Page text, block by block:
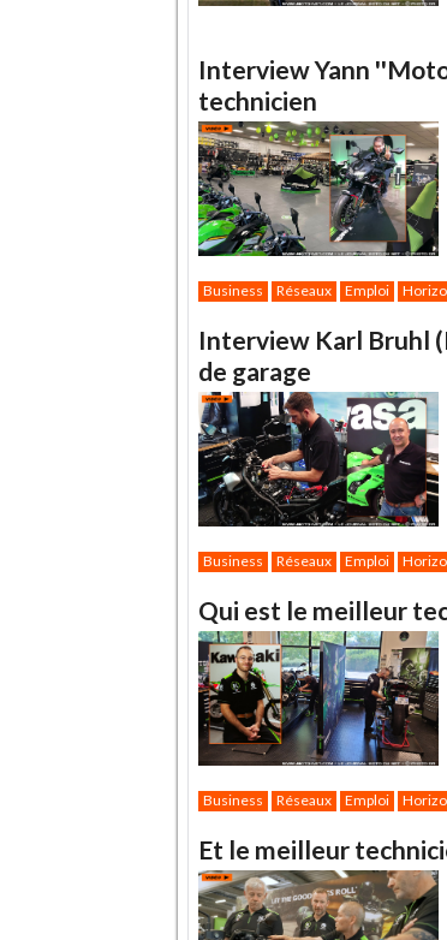
Interview Yann
technicien
Business Réseaux Emploi
Interview Karl Bruhl
de garage
Business Réseaux Emploi
Qui est le meilleur
Business Réseaux Emploi
Et le meilleur